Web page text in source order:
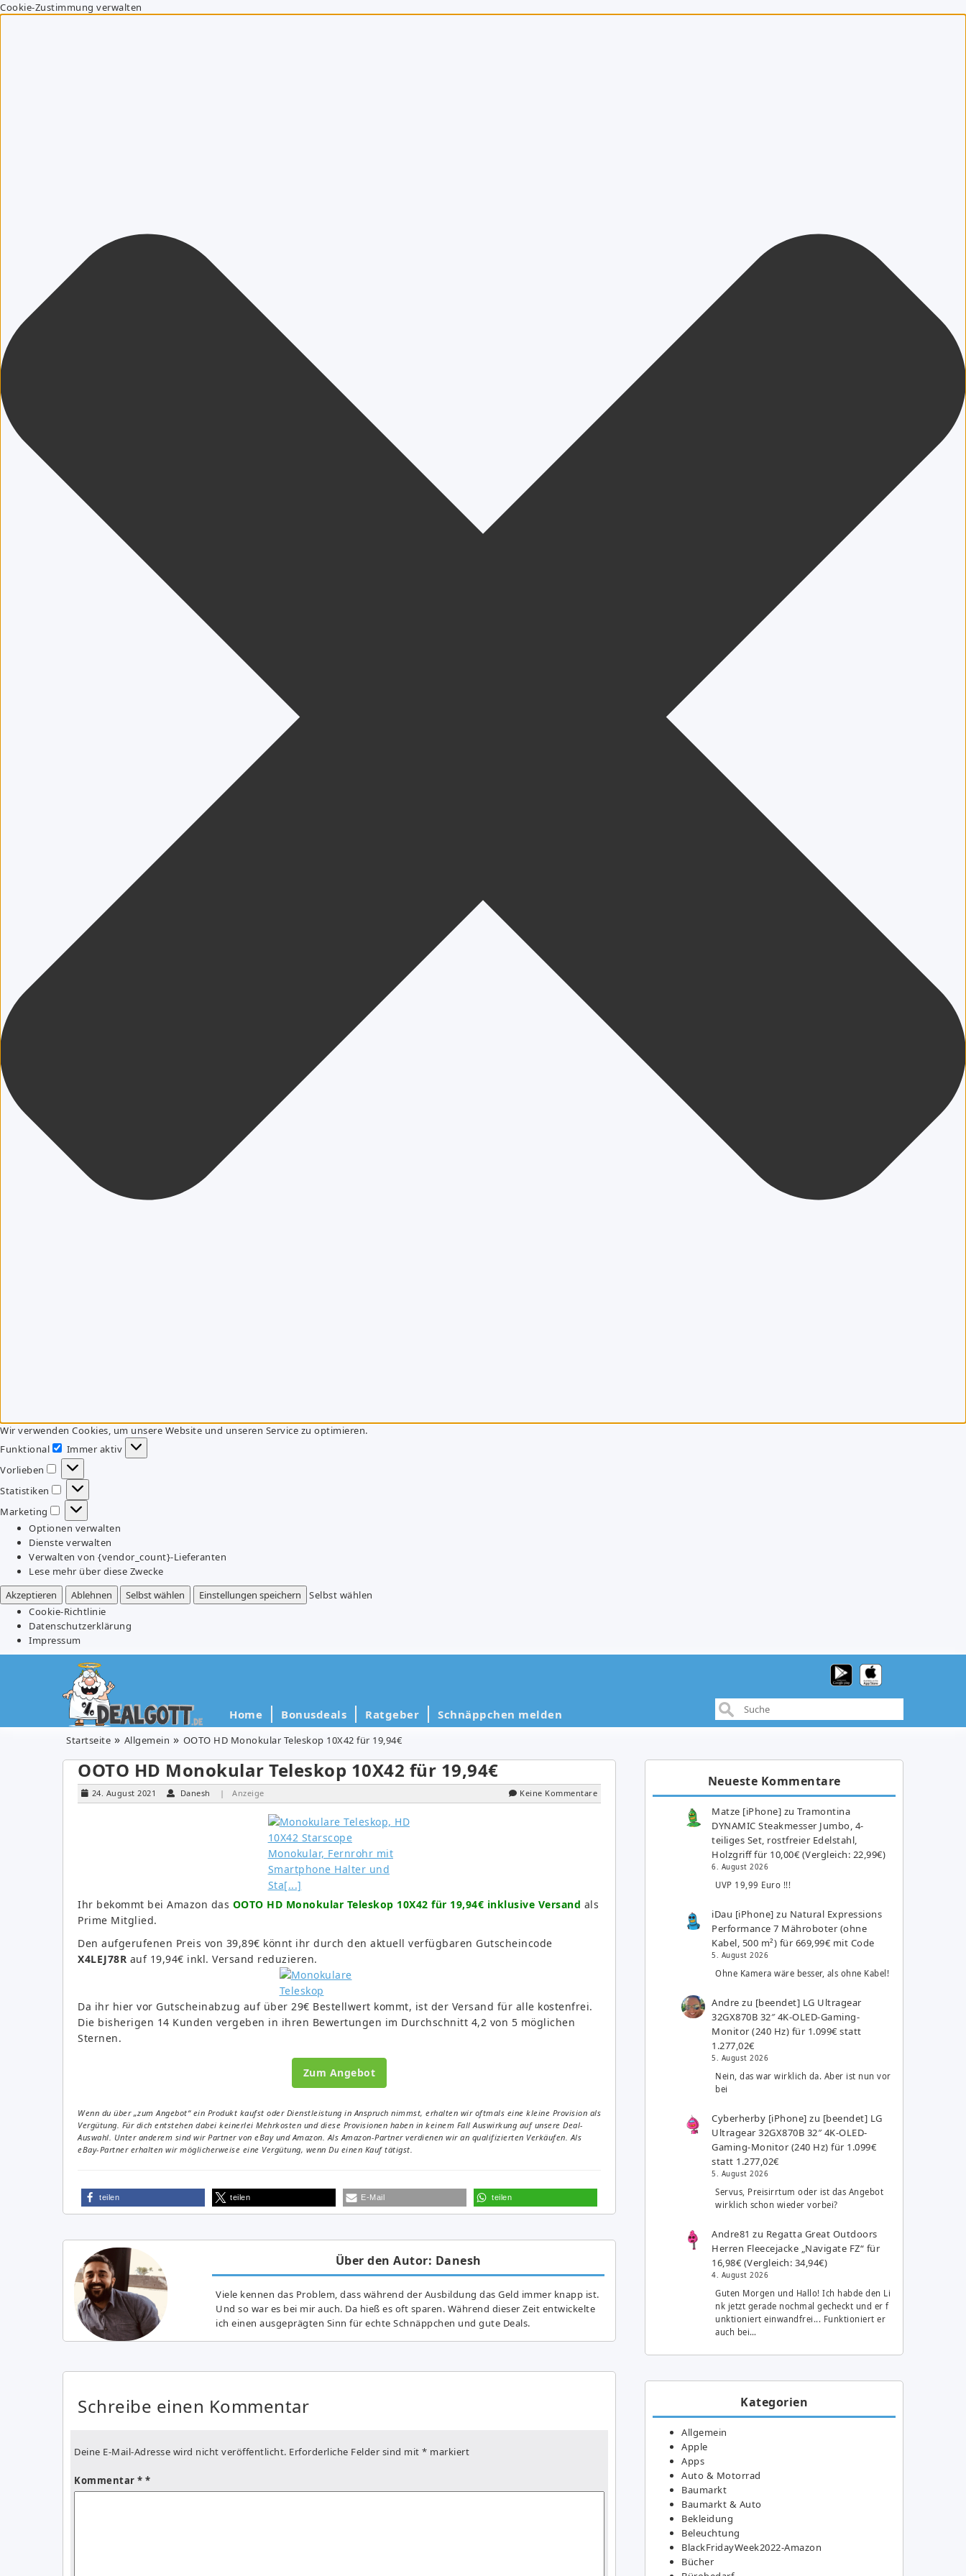
Cookie-Zustimmung verwalten
Wir verwenden Cookies, um unsere Website und unseren Service zu optimieren.
Funktional
Funktional
Immer aktiv
Vorlieben
Vorlieben
Statistiken
Statistiken
Marketing
Marketing
Optionen verwalten
Dienste verwalten
Verwalten von {vendor_count}-Lieferanten
Lese mehr über diese Zwecke
Akzeptieren
Ablehnen Selbst wählen Einstellungen speichern
Selbst wählen
Cookie-Richtlinie
Datenschutzerklärung
Impressum
Home Bonusdeals Ratgeber Schnäppchen melden
Startseite Allgemein OOTO HD Monokular Teleskop 10X42 für 19,94€
OOTO HD Monokular Teleskop 10X42 für 19,94€
24. August 2021 Danesh | Anzeige Keine Kommentare
Ihr bekommt bei Amazon das OOTO HD Monokular Teleskop 10X42 für 19,94€ inklusive Versand als
Prime Mitglied.
Den aufgerufenen Preis von 39,89€ könnt ihr durch den aktuell verfügbaren Gutscheincode
X4LEJ78R auf 19,94€ inkl. Versand reduzieren.
Da ihr hier vor Gutscheinabzug auf über 29€ Bestellwert kommt, ist der Versand für alle kostenfrei.
Die bisherigen 14 Kunden vergeben in ihren Bewertungen im Durchschnitt 4,2 von 5 möglichen
Sternen.
Zum Angebot
Wenn du über „zum Angebot“ ein Produkt kaufst oder Dienstleistung in Anspruch nimmst, erhalten wir oftmals eine kleine Provision als
Vergütung. Für dich entstehen dabei keinerlei Mehrkosten und diese Provisionen haben in keinem Fall Auswirkung auf unsere Deal-
Auswahl. Unter anderem sind wir Partner von eBay und Amazon. Als Amazon-Partner verdienen wir an qualifizierten Verkäufen. Als
eBay-Partner erhalten wir möglicherweise eine Vergütung, wenn Du einen Kauf tätigst.
teilen teilen E-Mail teilen
Über den Autor: Danesh
Viele kennen das Problem, dass während der Ausbildung das Geld immer knapp ist.
Und so war es bei mir auch. Da hieß es oft sparen. Während dieser Zeit entwickelte
ich einen ausgeprägten Sinn für echte Schnäppchen und gute Deals.
Schreibe einen Kommentar
Deine E-Mail-Adresse wird nicht veröffentlicht. Erforderliche Felder sind mit * markiert
Kommentar *
Neueste Kommentare
Matze [iPhone] zuTramontina
DYNAMIC Steakmesser Jumbo, 4-
teiliges Set, rostfreier Edelstahl,
Holzgriff für 10,00€ (Vergleich: 22,99€)
6. August 2026
UVP 19,99 Euro !!!
iDau [iPhone] zu Natural Expressions
Performance 7 Mähroboter (ohne
Kabel, 500 m²) für 669,99€ mit Code
5. August 2026
Ohne Kamera wäre besser, als ohne Kabel!
Andre zu [beendet] LG Ultragear
32GX870B 32″ 4K-OLED-Gaming-
Monitor (240 Hz) für 1.099€ statt
1.277,02€
5. August 2026
Nein, das war wirklich da. Aber ist nun vor
bei
Cyberherby [iPhone] zu [beendet] LG
Ultragear 32GX870B 32″ 4K-OLED-
Gaming-Monitor (240 Hz) für 1.099€
statt 1.277,02€
5. August 2026
Servus, Preisirrtum oder ist das Angebot
wirklich schon wieder vorbei?
Andre81 zu Regatta Great Outdoors
Herren Fleecejacke „Navigate FZ“ für
16,98€ (Vergleich: 34,94€)
4. August 2026
Guten Morgen und Hallo! Ich habde den Li
nk jetzt gerade nochmal gecheckt und er f
unktioniert einwandfrei... Funktioniert er
auch bei…
Kategorien
Allgemein
Apple
Apps
Auto & Motorrad
Baumarkt
Baumarkt & Auto
Bekleidung
Beleuchtung
BlackFridayWeek2022-Amazon
Bücher